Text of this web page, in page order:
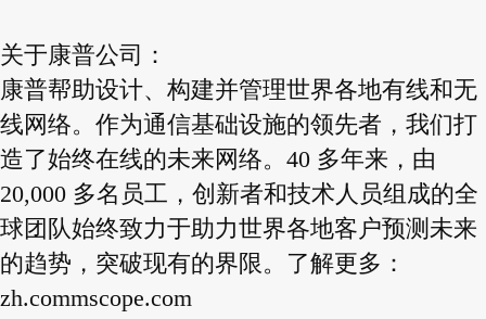
关于康普公司：
康普帮助设计、构建并管理世界各地有线和无
线网络。作为通信基础设施的领先者，我们打
造了始终在线的未来网络。40 多年来，由
20,000 多名员工，创新者和技术人员组成的全
球团队始终致力于助力世界各地客户预测未来
的趋势，突破现有的界限。了解更多：
zh.commscope.com